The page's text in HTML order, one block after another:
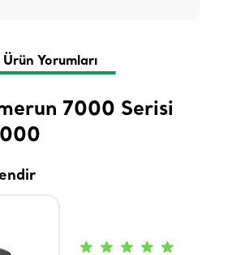
Ürün Yorumları
7000 Serisi